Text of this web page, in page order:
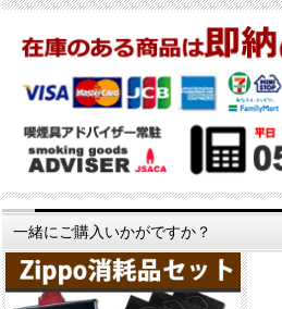
一緒にご購入いかがですか？